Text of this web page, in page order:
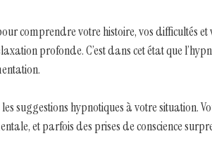
comprendre votre histoire, vos difficultés et
profonde. C’est dans cet état que
suggestions hypnotiques à votre situation.
et parfois des prises de conscience